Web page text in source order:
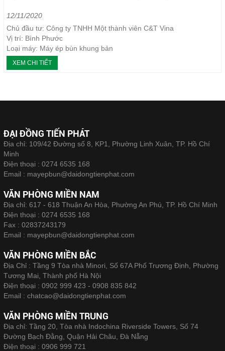
12/11/2020
Chủ đầu tư: Công ty TNHH Một thành viên C&T Vina
Vị trí: Bình Phước
Loại máy: Máy ép bùn khung bản
Năm thực hiện: 04/2016
XEM CHI TIẾT
ĐẠI ĐỒNG TIẾN PHÁT
Địa chỉ: 109/42 Đường số 8, KP1, Phường Linh Xuân, TP. Hồ Chí
Minh
Điện thoại : 0274 6535 168
Email : mayepbun@daidongtienphat.com
VĂN PHÒNG MIỀN NAM
Địa chỉ: 617 - 618 Thuận An Hòa, Phường An Phú, TP. Hồ Chí Minh
Điện thoại : 0274 6535 168
Fax : 02837243179
Email : mayepbun@daidongtienphat.com
VĂN PHÒNG MIỀN BẮC
Địa Chỉ : Tầng 9 Tòa nhà Minori, Số 67A Phố Trương Định, Phường
Tương Mai, Thành phố Hà Nội
Điện thoại : 0902 999 423 - 0908 835 842
Email : chatcao@daidongtienphat.com
VĂN PHÒNG MIỀN TRUNG
Địa chỉ: Tầng 20, Tòa nhà Indochina Riverside Towers, Số 74
Đường Bạch Đằng, Quận Hải Châu, Đà Nẵng
Điện thoại : 0906 999 721